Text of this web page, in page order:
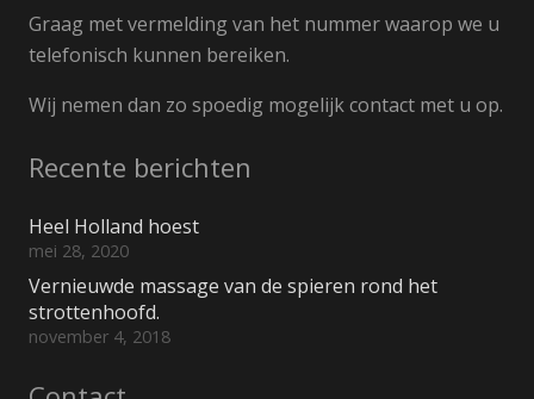
Graag met vermelding van het nummer waarop we u
telefonisch kunnen bereiken.
Wij nemen dan zo spoedig mogelijk contact met u op.
Recente berichten
Heel Holland hoest
mei 28, 2020
Vernieuwde massage van de spieren rond het
strottenhoofd.
november 4, 2018